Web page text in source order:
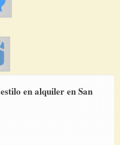
en alquiler en San